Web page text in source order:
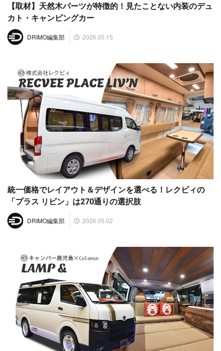
【取材】天然木パーツが特徴的！見たことない内装のデュ
カト・キャンピングカー
DRIMO編集部 2026.05.15
統一価格でレイアウト＆デザインを選べる！レクビィの
「プラス リビン」は270通りの選択肢
DRIMO編集部 2026.05.02